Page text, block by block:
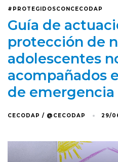
#PROTEGIDOSCONCECODAP
Guía de
protección de
adolescentes
acompañados
de emergencia
CECODAP / @CECODAP 29/